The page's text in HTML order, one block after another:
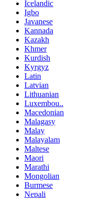
Icelandic
Igbo
Javanese
Kannada
Kazakh
Khmer
Kurdish
Kyrgyz
Latin
Latvian
Lithuanian
Luxembou..
Macedonian
Malagasy
Malay
Malayalam
Maltese
Maori
Marathi
Mongolian
Burmese
Nepali